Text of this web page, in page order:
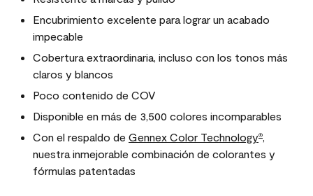
Encubrimiento excelente para lograr un acabado
impecable
Cobertura extraordinaria, incluso con los tonos más
claros y blancos
Poco contenido de COV
Disponible en más de 3,500 colores incomparables
Con el respaldo de Gennex Color Technology®,
nuestra inmejorable combinación de colorantes y
fórmulas patentadas